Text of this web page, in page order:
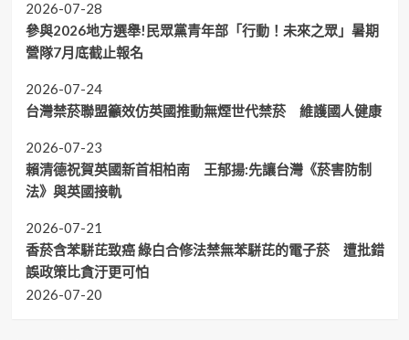
2026-07-28
參與2026地方選舉!民眾黨青年部「行動！未來之眾」暑期
營隊7月底截止報名
2026-07-24
台灣禁菸聯盟籲效仿英國推動無煙世代禁菸 維護國人健康
2026-07-23
賴清德祝賀英國新首相柏南 王郁揚:先讓台灣《菸害防制
法》與英國接軌
2026-07-21
香菸含苯駢芘致癌 綠白合修法禁無苯駢芘的電子菸 遭批錯
誤政策比貪汙更可怕
2026-07-20